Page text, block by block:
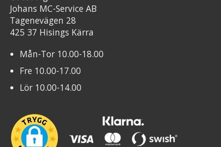
Johans MC-Service AB
Tagenevägen 28
425 37 Hisings Kärra
Mån-Tor 10.00-18.00
Fre 10.00-17.00
Lör 10.00-14.00